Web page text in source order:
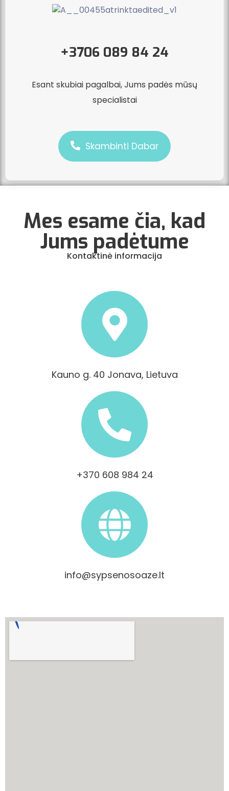
+3706 089 84 24
Esant skubiai pagalbai, Jums padės mūsų
specialistai
Skambinti Dabar
Mes esame čia, kad
Jums padėtume
Kontaktinė informacija
Kauno g. 40 Jonava, Lietuva
+370 608 984 24
info@sypsenosoaze.lt